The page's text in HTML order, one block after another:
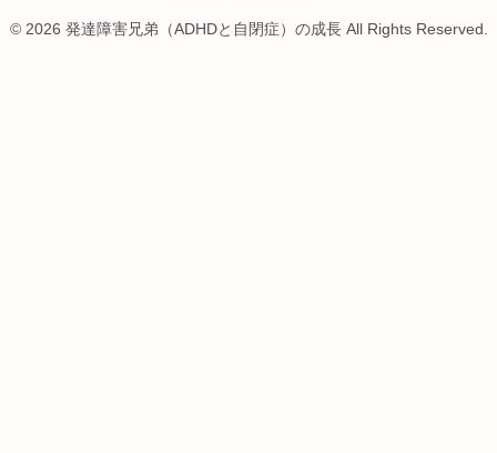
© 2026 発達障害兄弟（ADHDと自閉症）の成長 All Rights Reserved.